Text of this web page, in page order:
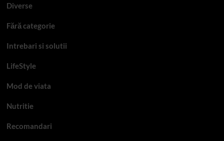
Diverse
Fără categorie
Intrebari si solutii
LifeStyle
Mod de viata
Nutritie
Recomandari